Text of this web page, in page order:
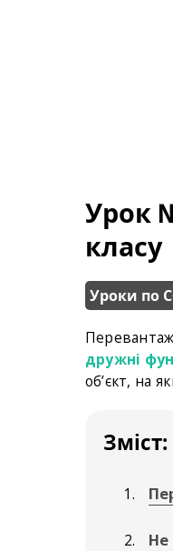
Урок
класу
Уроки по
дружні
об’єкт, на
Зміст:
Не